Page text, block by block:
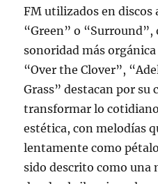
FM utilizados en discos
“Green” o
sonoridad más orgánica
“Over the Clover”,
Grass” destacan por su
transformar lo
estética, con melodías
lentamente como
sido descrito como una